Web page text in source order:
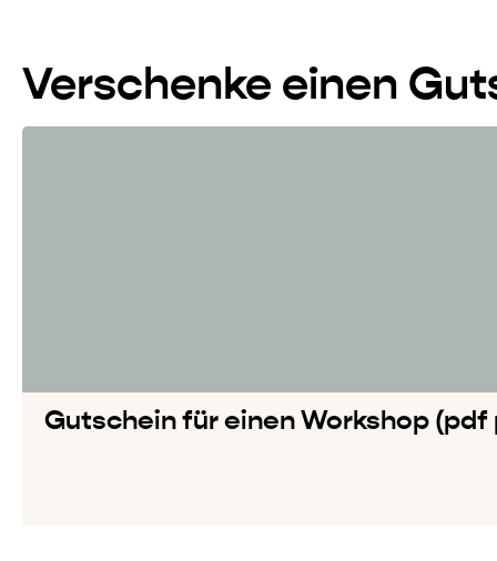
Verschenke einen
Gutschein für einen Workshop (pdf